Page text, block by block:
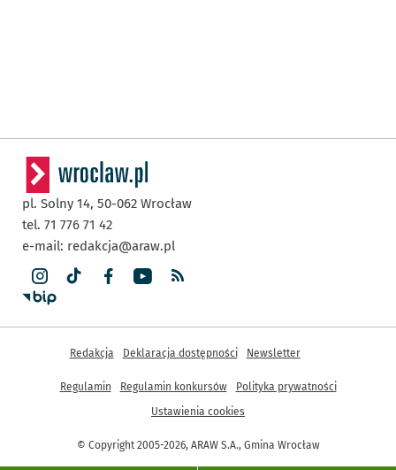
pl. Solny 14, 50-062 Wrocław
tel. 71 776 71 42
e-mail: redakcja@araw.pl
© Copyright 2005-2026, ARAW S.A., Gmina Wrocław
Inne informacje
Redakcja Deklaracja dostępności Newsletter
Regulamin Regulamin konkursów
Polityka prywatności
Ustawienia cookies